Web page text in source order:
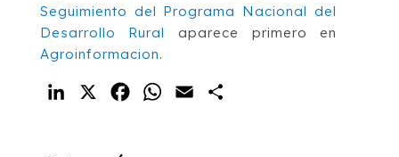
Seguimiento del Programa Nacional del
Desarrollo Rural
aparece primero en
Agroinformacion.
LinkedIn FacebookWhatsApp
Email